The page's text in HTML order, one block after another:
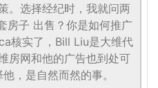
。选择经纪时，我就问两
房子 出售？你是如何推广
核实了，Bill Liu是大维代
房网和他的广告也到处可
，是自然而然的事。